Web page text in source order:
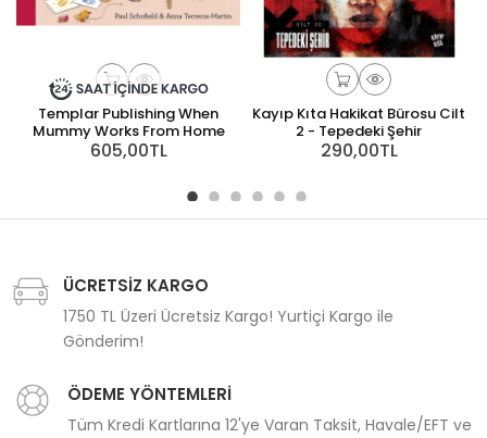
Templar Publishing When
Mummy Works From Home
605,00TL
Kayıp Kıta Hakikat Bürosu Cilt
2 - Tepedeki Şehir
290,00TL
ÜCRETSİZ KARGO
1750 TL Üzeri Ücretsiz Kargo! Yurtiçi Kargo ile
Gönderim!
ÖDEME YÖNTEMLERİ
Tüm Kredi Kartlarına 12'ye Varan Taksit, Havale/EFT ve